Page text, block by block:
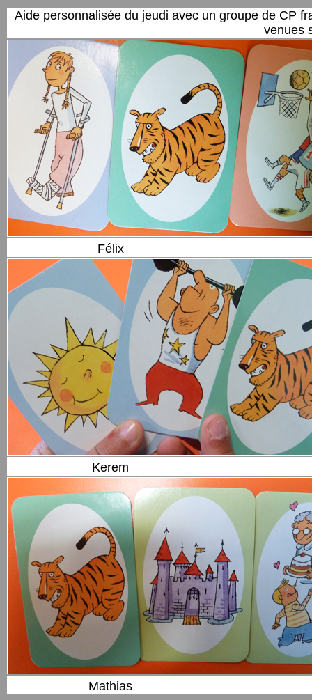
Aide personnalisée du jeudi avec un groupe de CP
venues
Félix
Kerem
Mathias